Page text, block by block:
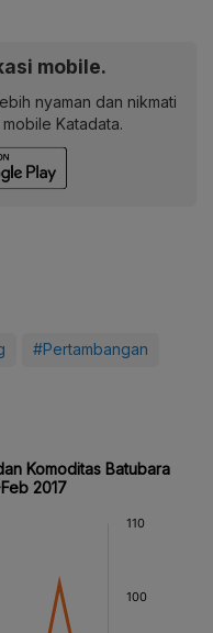
mobile.
nyaman dan nikmati
Katadata.
#Pertambangan